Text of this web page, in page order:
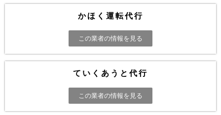
かほく運転代行
この業者の情報を見る
ていくあうと代行
この業者の情報を見る